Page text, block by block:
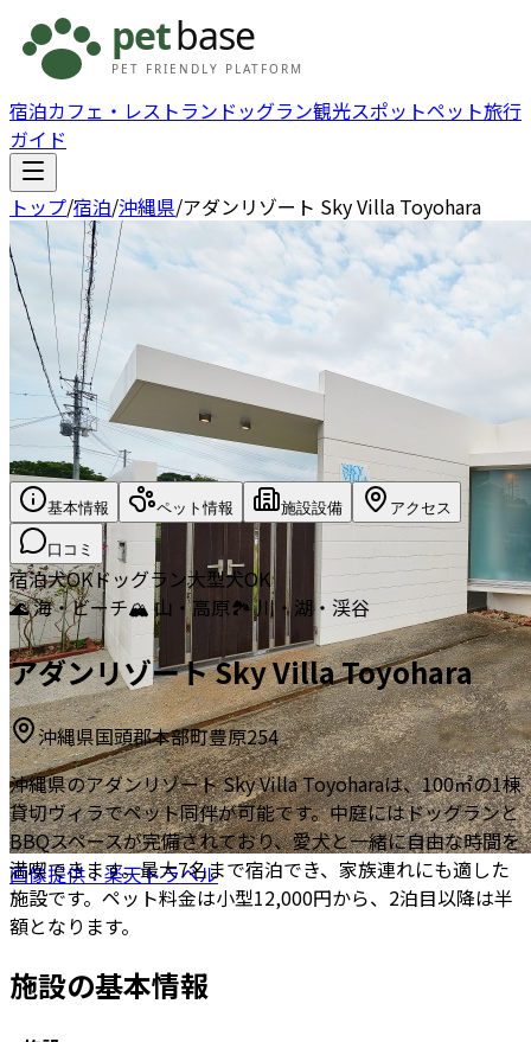
宿泊カフェ・レストラン ドッグラン観光スポットペット旅行
ガイド
トップ/宿泊/沖縄県/アダンリゾート Sky Villa Toyohara
画像提供：楽天トラベル
基本情報 ペット情報 施設設備 アクセス
口コミ
宿泊犬OKドッグラン大型犬OK
🌊 海・ビーチ🏔️ 山・高原🏞️ 川・湖・渓谷
アダンリゾート Sky Villa Toyohara
沖縄県国頭郡本部町豊原254
沖縄県のアダンリゾート Sky Villa Toyoharaは、100㎡の1棟
貸切ヴィラでペット同伴が可能です。中庭にはドッグランと
BBQスペースが完備されており、愛犬と一緒に自由な時間を
満喫できます。最大7名まで宿泊でき、家族連れにも適した
施設です。ペット料金は小型12,000円から、2泊目以降は半
額となります。
施設の基本情報